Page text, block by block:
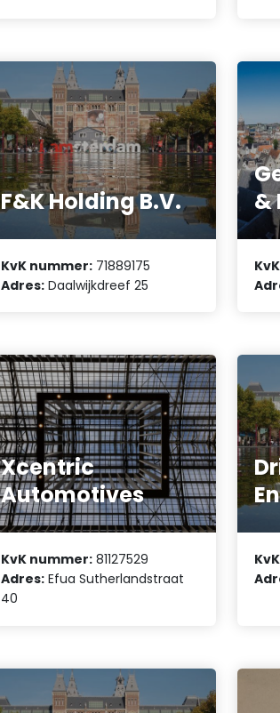
F&K Holding B.V.
KvK nummer: 71889175
Adres: Daalwijkdreef 25
&
Xcentric
Automotives
KvK nummer: 81127529
Adres: Efua Sutherlandstraat
40